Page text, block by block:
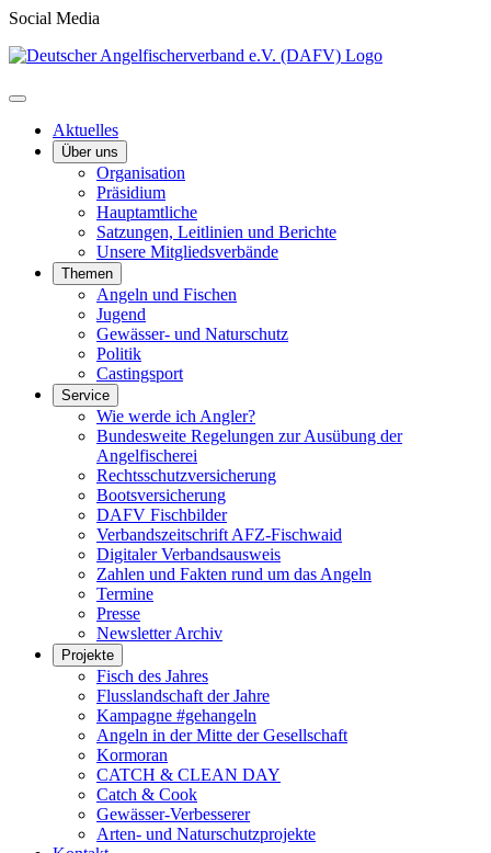
Social Media
Aktuelles
Über uns
Organisation
Präsidium
Hauptamtliche
Satzungen, Leitlinien und Berichte
Unsere Mitgliedsverbände
Themen
Angeln und Fischen
Jugend
Gewässer- und Naturschutz
Politik
Castingsport
Service
Wie werde ich Angler?
Bundesweite Regelungen zur Ausübung der
Angelfischerei
Rechtsschutzversicherung
Bootsversicherung
DAFV Fischbilder
Verbandszeitschrift AFZ-Fischwaid
Digitaler Verbandsausweis
Zahlen und Fakten rund um das Angeln
Termine
Presse
Newsletter Archiv
Projekte
Fisch des Jahres
Flusslandschaft der Jahre
Kampagne #gehangeln
Angeln in der Mitte der Gesellschaft
Kormoran
CATCH & CLEAN DAY
Catch & Cook
Gewässer-Verbesserer
Arten- und Naturschutzprojekte